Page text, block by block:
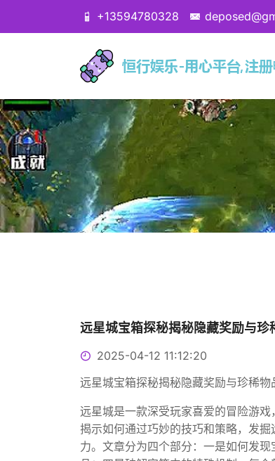
+13594780328
远星城宝箱探秘揭秘隐藏奖励与珍
2025-04-12 11:12:20
远星城宝箱探秘揭秘隐藏奖励与珍稀
远星城是一款深受玩家喜爱的冒险游
揭示如何通过巧妙的技巧和策略，发
力。文章分为四个部分：一是如何发